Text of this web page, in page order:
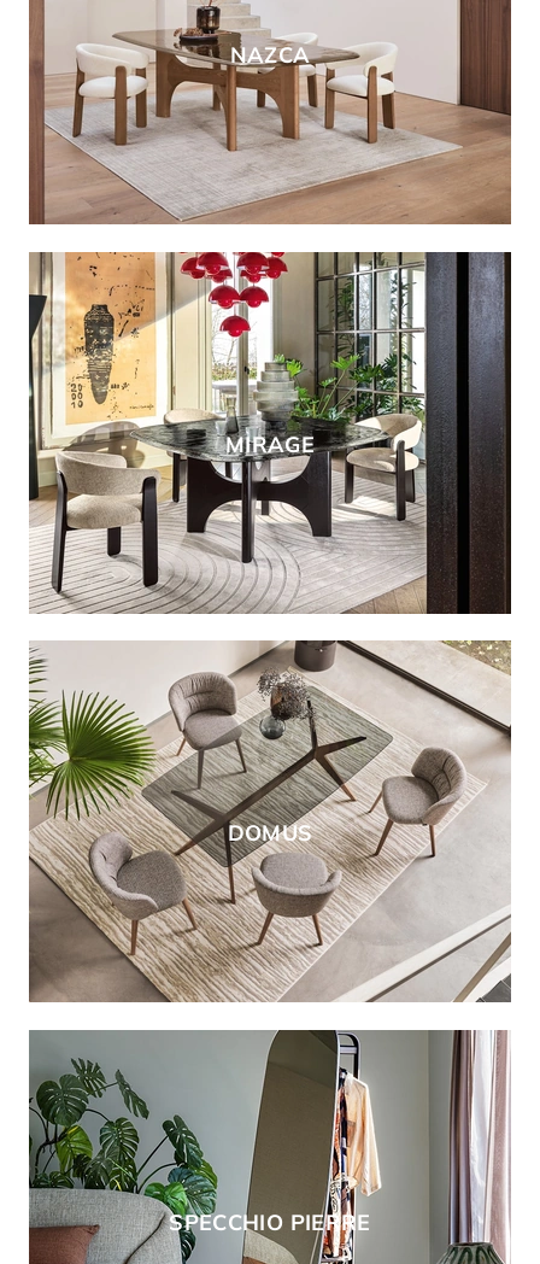
NAZCA
MIRAGE
DOMUS
SPECCHIO PIERRE